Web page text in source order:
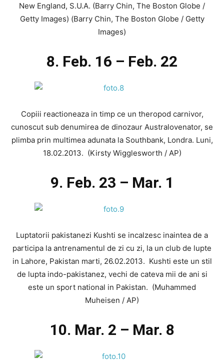
New England, S.U.A. (Barry Chin, The Boston Globe /
Getty Images) (Barry Chin, The Boston Globe / Getty
Images)
8. Feb. 16 – Feb. 22
Copiii reactioneaza in timp ce un theropod carnivor,
cunoscut sub denumirea de dinozaur Australovenator, se
plimba prin multimea adunata la Southbank, Londra. Luni,
18.02.2013. (Kirsty Wigglesworth / AP)
9. Feb. 23 – Mar. 1
Luptatorii pakistanezi Kushti se incalzesc inaintea de a
participa la antrenamentul de zi cu zi, la un club de lupte
in Lahore, Pakistan marti, 26.02.2013. Kushti este un stil
de lupta indo-pakistanez, vechi de cateva mii de ani si
este un sport national in Pakistan. (Muhammed
Muheisen / AP)
10. Mar. 2 – Mar. 8